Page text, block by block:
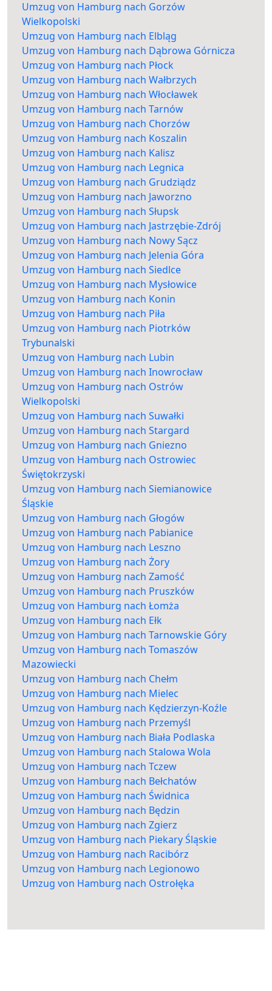
Umzug von Hamburg nach Gorzów
Wielkopolski
Umzug von Hamburg nach Elbląg
Umzug von Hamburg nach Dąbrowa Górnicza
Umzug von Hamburg nach Płock
Umzug von Hamburg nach Wałbrzych
Umzug von Hamburg nach Włocławek
Umzug von Hamburg nach Tarnów
Umzug von Hamburg nach Chorzów
Umzug von Hamburg nach Koszalin
Umzug von Hamburg nach Kalisz
Umzug von Hamburg nach Legnica
Umzug von Hamburg nach Grudziądz
Umzug von Hamburg nach Jaworzno
Umzug von Hamburg nach Słupsk
Umzug von Hamburg nach Jastrzębie-Zdrój
Umzug von Hamburg nach Nowy Sącz
Umzug von Hamburg nach Jelenia Góra
Umzug von Hamburg nach Siedlce
Umzug von Hamburg nach Mysłowice
Umzug von Hamburg nach Konin
Umzug von Hamburg nach Piła
Umzug von Hamburg nach Piotrków
Trybunalski
Umzug von Hamburg nach Lubin
Umzug von Hamburg nach Inowrocław
Umzug von Hamburg nach Ostrów
Wielkopolski
Umzug von Hamburg nach Suwałki
Umzug von Hamburg nach Stargard
Umzug von Hamburg nach Gniezno
Umzug von Hamburg nach Ostrowiec
Świętokrzyski
Umzug von Hamburg nach Siemianowice
Śląskie
Umzug von Hamburg nach Głogów
Umzug von Hamburg nach Pabianice
Umzug von Hamburg nach Leszno
Umzug von Hamburg nach Żory
Umzug von Hamburg nach Zamość
Umzug von Hamburg nach Pruszków
Umzug von Hamburg nach Łomża
Umzug von Hamburg nach Ełk
Umzug von Hamburg nach Tarnowskie Góry
Umzug von Hamburg nach Tomaszów
Mazowiecki
Umzug von Hamburg nach Chełm
Umzug von Hamburg nach Mielec
Umzug von Hamburg nach Kędzierzyn-Koźle
Umzug von Hamburg nach Przemyśl
Umzug von Hamburg nach Biała Podlaska
Umzug von Hamburg nach Stalowa Wola
Umzug von Hamburg nach Tczew
Umzug von Hamburg nach Bełchatów
Umzug von Hamburg nach Świdnica
Umzug von Hamburg nach Będzin
Umzug von Hamburg nach Zgierz
Umzug von Hamburg nach Piekary Śląskie
Umzug von Hamburg nach Racibórz
Umzug von Hamburg nach Legionowo
Umzug von Hamburg nach Ostrołęka